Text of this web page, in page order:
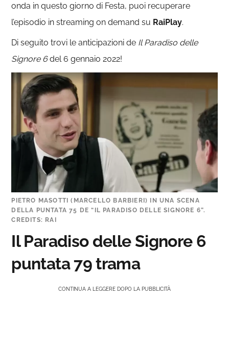
onda in questo giorno di Festa, puoi recuperare
l’episodio in streaming on demand su RaiPlay.
Di seguito trovi le anticipazioni de Il Paradiso delle
Signore 6del 6 gennaio 2022!
PIETRO MASOTTI (MARCELLO BARBIERI) IN UNA SCENA
DELLA PUNTATA 75 DE “IL PARADISO DELLE SIGNORE 6”.
CREDITS: RAI
Il Paradiso delle Signore 6
puntata 79 trama
CONTINUA A LEGGERE DOPO LA PUBBLICITÀ